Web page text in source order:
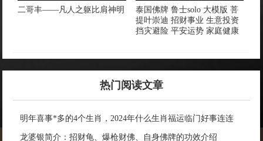
二哥丰——凡人之躯比肩神明
泰国佛牌 鲁士solo 大模版 菩
提叶崇迪 招财事业 生意投资
挡灾避险 平安运势 家庭健康
热门阅读文章
明年喜事*多的4个生肖，2024年什么生肖福运临门好事连连
龙婆银简介：招财龟、爆枪财佛、自身佛牌的功效介绍